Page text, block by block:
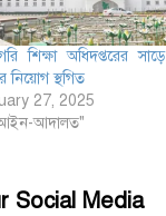
শিক্ষা অধিদপ্তরের
নিয়োগ স্থগিত
27, 2025
আদালত"
Social Media